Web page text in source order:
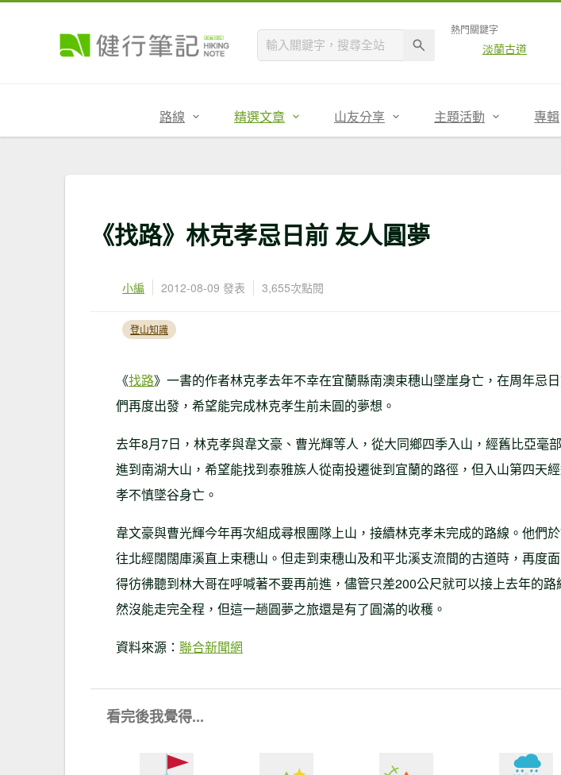
熱門關鍵字
淡蘭古道
路線 精選文章 山友分享 主題活動 專輯
《找路》林克孝忌日前 友人圓夢
小編 2012-08-09 發表 3,655次點閱
登山知識
《找路》一書的作者林克孝去年不幸在宜蘭縣南澳束穗山墜崖身亡，在周年忌
們再度出發，希望能完成林克孝生前未圓的夢想。
去年8月7日，林克孝與韋文豪、曹光輝等人，從大同鄉四季入山，經舊比亞毫
進到南湖大山，希望能找到泰雅族人從南投遷徙到宜蘭的路徑，但入山第四天
孝不慎墜谷身亡。
韋文豪與曹光輝今年再次組成尋根團隊上山，接續林克孝未完成的路線。他們
往北經闊闊庫溪直上束穗山。但走到束穗山及和平北溪支流間的古道時，再度
得彷彿聽到林大哥在呼喊著不要再前進，儘管只差200公尺就可以接上去年的
然沒能走完全程，但這一趟圓夢之旅還是有了圓滿的收穫。
資料來源： 聯合新聞網
看完後我覺得...